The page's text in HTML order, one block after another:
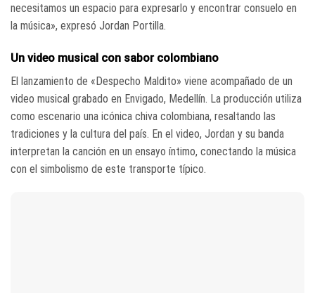
necesitamos un espacio para expresarlo y encontrar consuelo en
la música», expresó Jordan Portilla.
Un video musical con sabor colombiano
El lanzamiento de «Despecho Maldito» viene acompañado de un
video musical grabado en Envigado, Medellín. La producción utiliza
como escenario una icónica chiva colombiana, resaltando las
tradiciones y la cultura del país. En el video, Jordan y su banda
interpretan la canción en un ensayo íntimo, conectando la música
con el simbolismo de este transporte típico.